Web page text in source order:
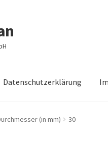
Datenschutzerklärung
Impressum
(in mm) 30